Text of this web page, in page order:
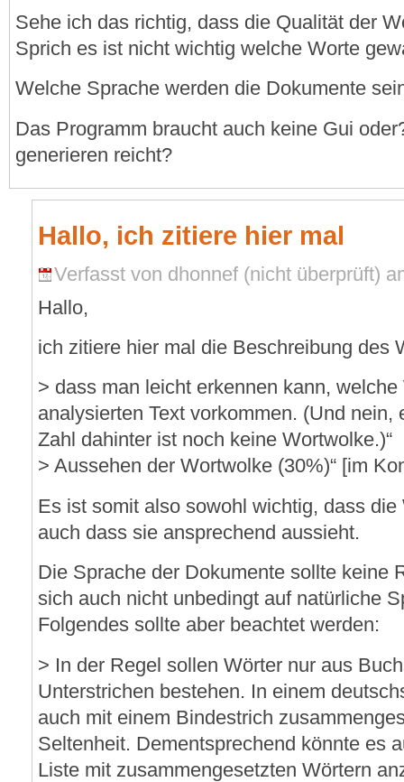
Sehe ich das richtig, dass die Qualität der
Sprich es ist nicht wichtig welche Worte
Welche Sprache werden die Dokumente
Das Programm braucht auch keine Gui
generieren reicht?
Hallo, ich zitiere hier mal
Verfasst von dhonnef (nicht überprüft)
Hallo,
ich zitiere hier mal die Beschreibung des
> dass man leicht erkennen kann,
analysierten Text vorkommen. (Und
Zahl dahinter ist noch keine Wortwolke.)“
> Aussehen der Wortwolke (30%)“ [im
Es ist somit also sowohl wichtig, dass
auch dass sie ansprechend aussieht.
Die Sprache der Dokumente sollte keine
sich auch nicht unbedingt auf natürliche
Folgendes sollte aber beachtet werden:
> In der Regel sollen Wörter nur aus
Unterstrichen bestehen. In einem
auch mit einem Bindestrich
Seltenheit. Dementsprechend könnte es
Liste mit zusammengesetzten Wörtern